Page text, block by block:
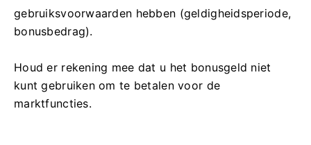
gebruiksvoorwaarden hebben (geldigheidsperiode,
bonusbedrag).
Houd er rekening mee dat u het bonusgeld niet
kunt gebruiken om te betalen voor de
marktfuncties.